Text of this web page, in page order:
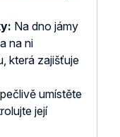
Na dno jámy
na ni
která zajišťuje
umístěte
její